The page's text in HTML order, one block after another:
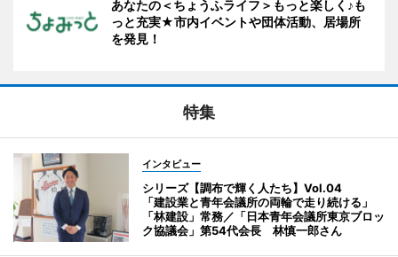
あなたの＜ちょうふライフ＞もっと楽しく♪も
っと充実★市内イベントや団体活動、居場所
を発見！
特集
インタビュー
シリーズ【調布で輝く人たち】Vol.04
「建設業と青年会議所の両輪で走り続ける」
「林建設」常務／「日本青年会議所東京ブロッ
ク協議会」第54代会長 林慎一郎さん